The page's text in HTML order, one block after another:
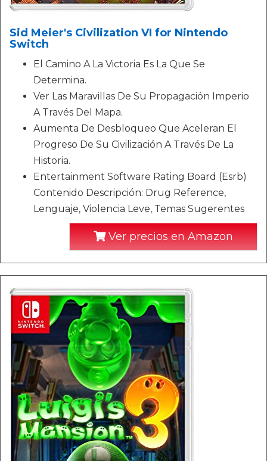
Sid Meier's Civilization VI for Nintendo
Switch
El Camino A La Victoria Es La Que Se
Determina.
Ver Las Maravillas De Su Propagación Imperio
A Través Del Mapa.
Aumenta De Desbloqueo Que Aceleran El
Progreso De Su Civilización A Través De La
Historia.
Entertainment Software Rating Board (Esrb)
Contenido Descripción: Drug Reference,
Lenguaje, Violencia Leve, Temas Sugerentes
Ver precios en Amazon